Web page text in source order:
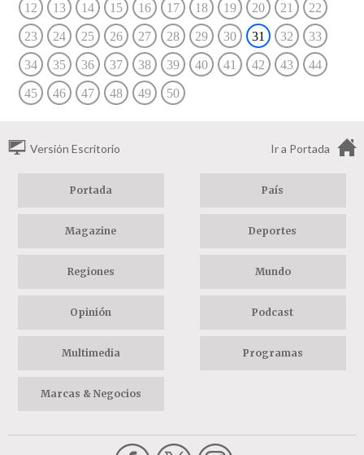
12 13 14 15 16 17 18 19 20 21 22
23 24 25 26 27 28 29 30 31 32 33
34 35 36 37 38 39 40 41 42 43 44
45 46 47 48 49 50
Versión Escritorio Ir a Portada
Portada País
Magazine Deportes
Regiones Mundo
Opinión Podcast
Multimedia Programas
Marcas & Negocios